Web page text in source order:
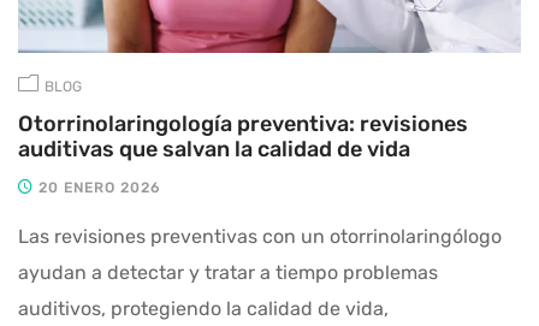
BLOG
Otorrinolaringología preventiva: revisiones
auditivas que salvan la calidad de vida
20 ENERO 2026
Las revisiones preventivas con un otorrinolaringólogo
ayudan a detectar y tratar a tiempo problemas
auditivos, protegiendo la calidad de vida,